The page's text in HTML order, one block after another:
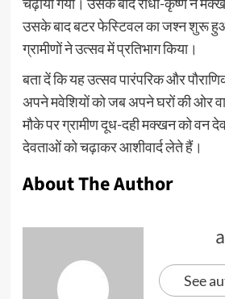
उसके बाद बटर फेस्टिवल का जश्न शुरू
ग्रामीणों ने उत्सव में प्रतिभाग किया।
बता दें कि यह उत्सव पारंपरिक और
अपने मवेशियों को जब अपने घरों की ओर
मौके पर ग्रामीण दूध-दही मक्खन को वन
देवताओं को चढ़ाकर आशीवार्द लेते हैं।
About The Author
See